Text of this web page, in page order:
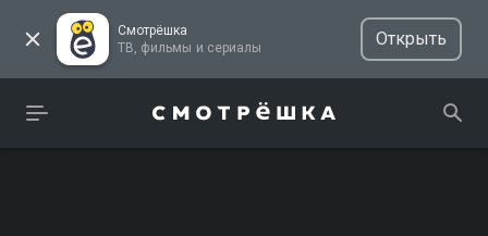
Смотрёшка
ТВ, фильмы и сериалы
Открыть